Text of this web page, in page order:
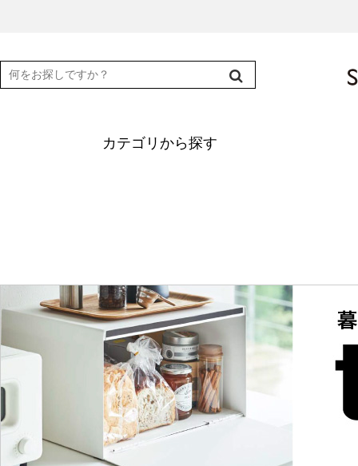
カテゴリから探す